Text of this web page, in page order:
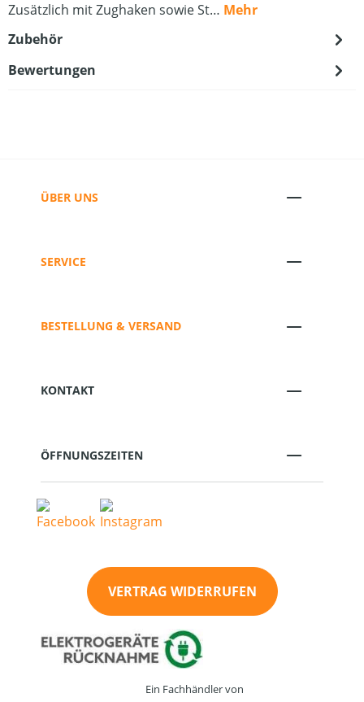
Zusätzlich mit Zughaken sowie St… Mehr
Zubehör
Bewertungen
ÜBER UNS
SERVICE
BESTELLUNG & VERSAND
KONTAKT
ÖFFNUNGSZEITEN
VERTRAG WIDERRUFEN
Ein Fachhändler von